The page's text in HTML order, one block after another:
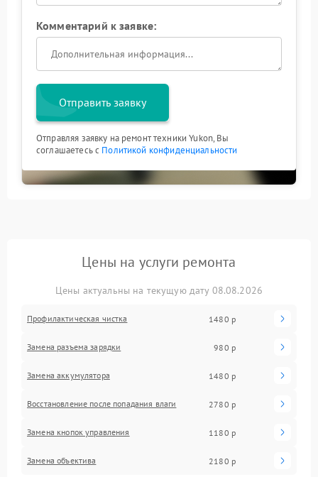
Комментарий к заявке:
Отправить заявку
Отправляя заявку на ремонт техники Yukon, Вы
соглашаетесь с Политикой конфиденциальности
Цены на услуги ремонта
Цены актуальны на текущую дату 08.08.2026
Профилактическая чистка 1480 р
Замена разъема зарядки 980 р
Замена аккумулятора 1480 р
Восстановление после попадания влаги 2780 р
Замена кнопок управления 1180 р
Замена объектива 2180 р